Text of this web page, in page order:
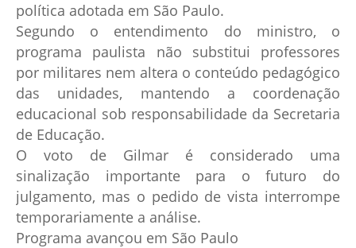
política adotada em São Paulo.
Segundo o entendimento do ministro, o
programa paulista não substitui professores
por militares nem altera o conteúdo pedagógico
das unidades, mantendo a coordenação
educacional sob responsabilidade da Secretaria
de Educação.
O voto de Gilmar é considerado uma
sinalização importante para o futuro do
julgamento, mas o pedido de vista interrompe
temporariamente a análise.
Programa avançou em São Paulo